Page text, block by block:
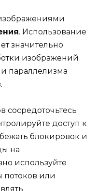
. Использование
значительно
изображений
параллелизма
сосредоточьтесь
доступ к
блокировок и
на
используйте
потоков или